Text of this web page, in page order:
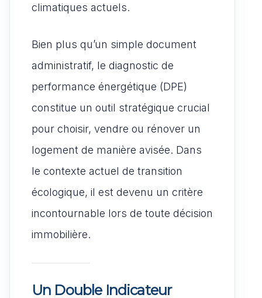
climatiques actuels.
Bien plus qu’un simple document
administratif, le diagnostic de
performance énergétique (DPE)
constitue un outil stratégique crucial
pour choisir, vendre ou rénover un
logement de manière avisée. Dans
le contexte actuel de transition
écologique, il est devenu un critère
incontournable lors de toute décision
immobilière.
Un Double Indicateur